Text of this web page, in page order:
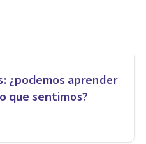
¿podemos aprender
que sentimos?